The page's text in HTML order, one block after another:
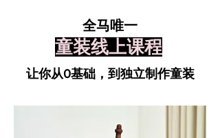
全马唯一
童装线上课程
让你从0基础，到独立制作童装